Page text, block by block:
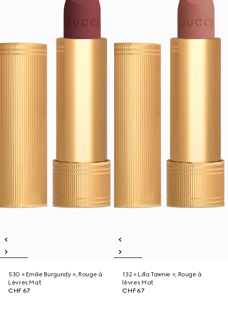
530 « Emilie Burgundy », Rouge à
Lèvres Mat
CHF 67
132 « Lilla Tawnie », Rouge à
lèvres Mat
CHF 67